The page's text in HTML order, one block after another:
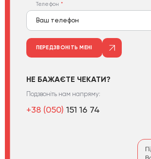
Телефон
ПЕРЕДЗВОНІТЬ МЕНІ
НЕ БАЖАЄТЕ ЧЕКАТИ?
Подзвоніть нам напряму:
+38 (050) 151 16 74